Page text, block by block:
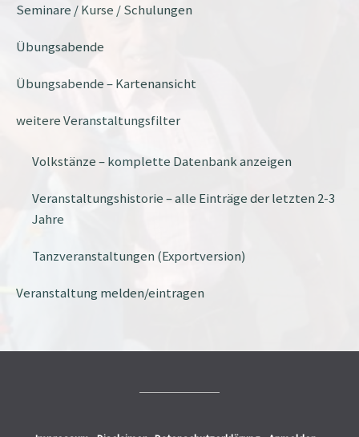
Seminare / Kurse / Schulungen
Übungsabende
Übungsabende – Kartenansicht
weitere Veranstaltungsfilter
Volkstänze – komplette Datenbank anzeigen
Veranstaltungshistorie – alle Einträge der letzten 2-3
Jahre
Tanzveranstaltungen (Exportversion)
Veranstaltung melden/eintragen